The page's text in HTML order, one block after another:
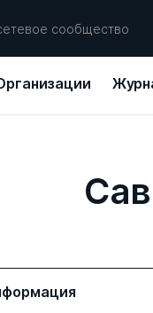
сообщество